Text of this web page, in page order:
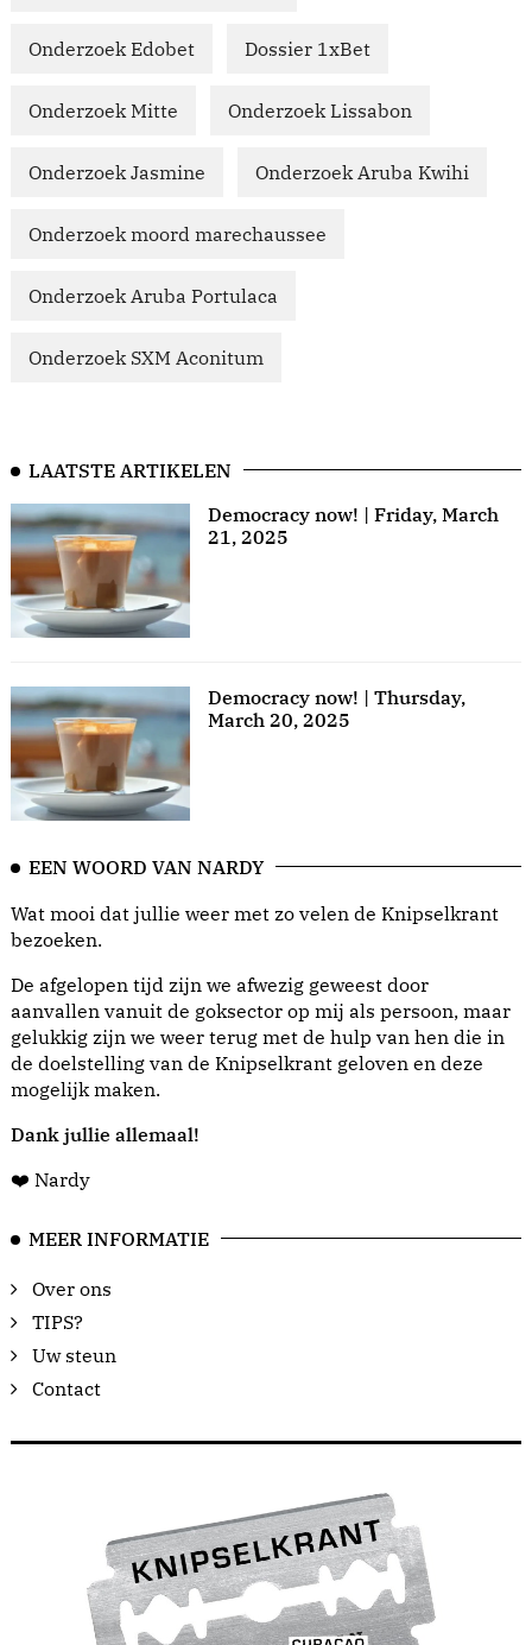
Onderzoek Edobet Dossier 1xBet
Onderzoek Mitte Onderzoek Lissabon
Onderzoek Jasmine Onderzoek Aruba Kwihi
Onderzoek moord marechaussee
Onderzoek Aruba Portulaca
Onderzoek SXM Aconitum
LAATSTE ARTIKELEN
Democracy now! | Friday, March
21, 2025
Democracy now! | Thursday,
March 20, 2025
EEN WOORD VAN NARDY
Wat mooi dat jullie weer met zo velen de Knipselkrant
bezoeken.
De afgelopen tijd zijn we afwezig geweest door
aanvallen vanuit de goksector op mij als persoon, maar
gelukkig zijn we weer terug met de hulp van hen die in
de doelstelling van de Knipselkrant geloven en deze
mogelijk maken.
Dank jullie allemaal!
❤️ Nardy
MEER INFORMATIE
Over ons
TIPS?
Uw steun
Contact